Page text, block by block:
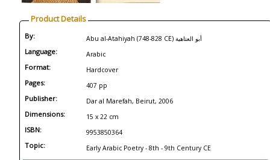
Product Details
By: Abu al-Atahiyah (748-828 CE) أبو العتاهية
Language: Arabic
Format: Hardcover
Pages: 407 pp
Publisher: Dar al Marefah, Beirut, 2006
Dimensions: 15 x 22 cm
ISBN: 9953850364
Topic: Early Arabic Poetry - 8th - 9th Century CE